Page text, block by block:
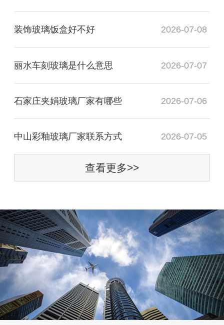
装饰玻璃饭盒好不好 2026-07-08
丽水车刻玻璃是什么意思 2026-07-07
石家庄夹娟玻璃厂家有哪些 2026-07-06
中山彩釉玻璃厂家联系方式 2026-07-05
查看更多>>